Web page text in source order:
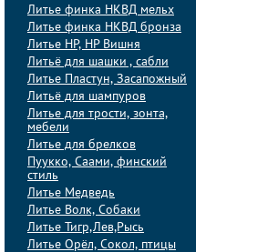
Литье финка НКВД мельх
Литье финка НКВД бронза
Литье НР, НР Вишня
Литьё для шашки , сабли
Литье Пластун, Засапожный
Литьё для шампуров
Литье для трости, зонта,
мебели
Литье для брелков
Пуукко, Саами, финский
стиль
Литье Медведь
Литье Волк, Собаки
Литье Тигр,Лев,Рысь
Литье Орёл, Сокол, птицы